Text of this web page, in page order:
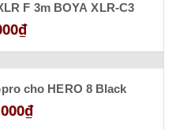
F 3m BOYA XLR-C3
cho HERO 8 Black